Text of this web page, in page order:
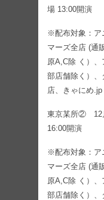
場 13:00開演
※配布対象：ア
マーズ全店 (通
原A,C除 く）
部店舗除く）
店、きゃにめ.jp
東京某所② 12
16:00開演
※配布対象：ア
マーズ全店 (通
原A,C除 く）
部店舗除く）